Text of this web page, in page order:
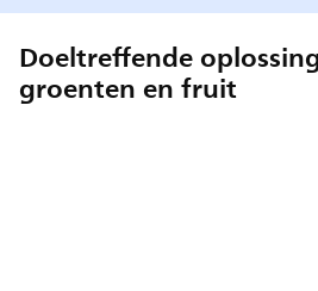
Doeltreffende
groenten en fruit